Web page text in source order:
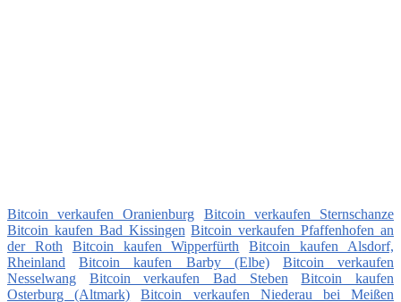
Bitcoin verkaufen Oranienburg
Bitcoin verkaufen Sternschanze
Bitcoin kaufen Bad Kissingen Bitcoin verkaufen Pfaffenhofen an
der Roth
Bitcoin kaufen Wipperfürth
Bitcoin kaufen Alsdorf,
Rheinland
Bitcoin kaufen Barby (Elbe)
Bitcoin verkaufen
Nesselwang
Bitcoin verkaufen Bad Steben
Bitcoin kaufen
Osterburg (Altmark)
Bitcoin verkaufen Niederau bei Meißen